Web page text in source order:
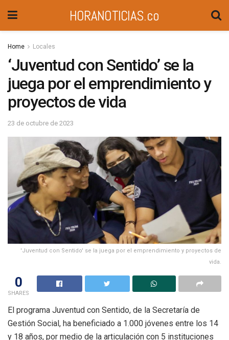
HORANOTICIAS.co
Home Locales
‘Juventud con Sentido’ se la
juega por el emprendimiento y
proyectos de vida
23 de octubre de 2023
'Juventud con Sentido' se la juega por el emprendimiento y proyectos de
vida.
0
SHARES
El programa Juventud con Sentido, de la Secretaría de
Gestión Social, ha beneficiado a 1.000 jóvenes entre los 14
y 18 años, por medio de la articulación con 5 instituciones